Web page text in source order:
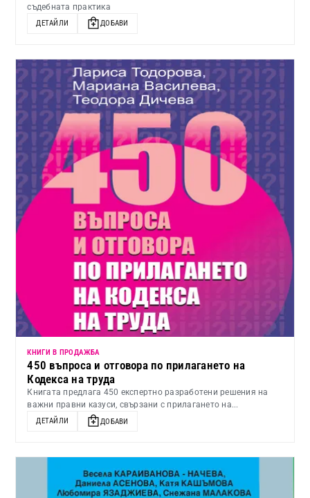
съдебната практика
ДЕТАЙЛИ ДОБАВИ
КНИГИ В ПРОДАЖБА
450 въпроса и отговора по прилагането на
Кодекса на труда
Книгата предлага 450 експертно разработени решения на
важни правни казуси, свързани с прилагането на...
ДЕТАЙЛИ ДОБАВИ